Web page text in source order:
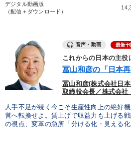
デジタル動画版
（配信＋ダウンロード）
音声・動画 最新刊
これからの日本の主役
冨山和彦の「日本再
冨山和彦(株式会社日
取締役会長／株式会
人手不足が続く今こそ生産性向上の絶好
営へ転換せよ。賃上げで収益力も上げる
の視点、変革の急所「分ける化・見える